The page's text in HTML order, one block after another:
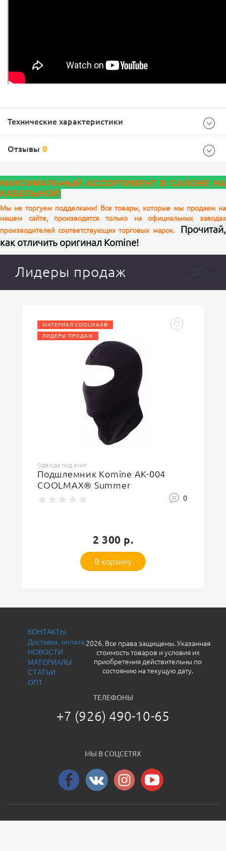
Технические характеристики
Отзывы 0
Ваш отзыв
отлично
Защитный код
МАКСИМАЛЬНЫЙ АССОРТИМЕНТ В САЛОНЕ НА
КАБЕЛЬНОЙ!
Мы не торгуем подделками! Все товары, которые мы продаем на
нашем сайте, производятся только на официальных заводах
производителей соответствующих торговых марок.
Прочитай,
как отличить оригинал Komine!
Лидеры продаж
МАТЕРИАЛ COOLMAX®
ЛИДЕРЫ ПРОДАЖ
Одежда под экип
Подшлемник Komine AK-004
COOLMAX® Summer
0
2 300 р.
В корзину
КОНТАКТЫ
Доставка, оплата
НОВОСТИ
МАТЕРИАЛЫ
СТАТЬИ
ОПТ
ТЕЛЕФОНЫ
+7 (926) 490-10-65
МЫ В СОЦСЕТЯХ
2026. Все права защищены. Указанная
стоимость товаров и условия их
приобретения действительны по
состоянию на текущую дату.